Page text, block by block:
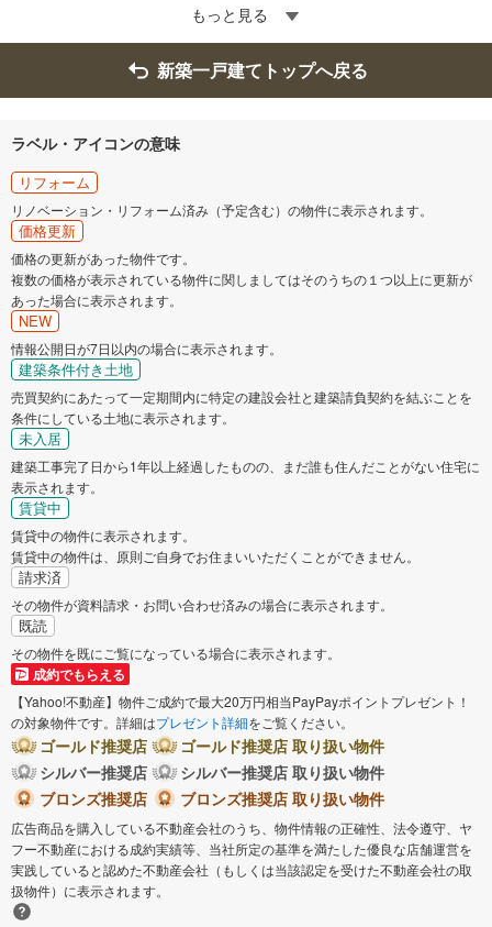
もっと見る
新築一戸建てトップへ戻る
ラベル・アイコンの意味
リフォーム
リノベーション・リフォーム済み（予定含む）の物件に表示されます。
価格更新
価格の更新があった物件です。
複数の価格が表示されている物件に関しましてはそのうちの１つ以上に更新が
あった場合に表示されます。
NEW
情報公開日が7日以内の場合に表示されます。
建築条件付き土地
売買契約にあたって一定期間内に特定の建設会社と建築請負契約を結ぶことを
条件にしている土地に表示されます。
未入居
建築工事完了日から1年以上経過したものの、まだ誰も住んだことがない住宅に
表示されます。
賃貸中
賃貸中の物件に表示されます。
賃貸中の物件は、原則ご自身でお住まいいただくことができません。
請求済
その物件が資料請求・お問い合わせ済みの場合に表示されます。
既読
その物件を既にご覧になっている場合に表示されます。
成約でもらえる
【Yahoo!不動産】物件ご成約で最大20万円相当PayPayポイントプレゼント！
の対象物件です。詳細はプレゼント詳細をご覧ください。
ゴールド推奨店
ゴールド推奨店 取り扱い物件
シルバー推奨店
シルバー推奨店 取り扱い物件
ブロンズ推奨店
ブロンズ推奨店 取り扱い物件
広告商品を購入している不動産会社のうち、物件情報の正確性、法令遵守、ヤ
フー不動産における成約実績等、当社所定の基準を満たした優良な店舗運営を
実践していると認めた不動産会社（もしくは当該認定を受けた不動産会社の取
扱物件）に表示されます。